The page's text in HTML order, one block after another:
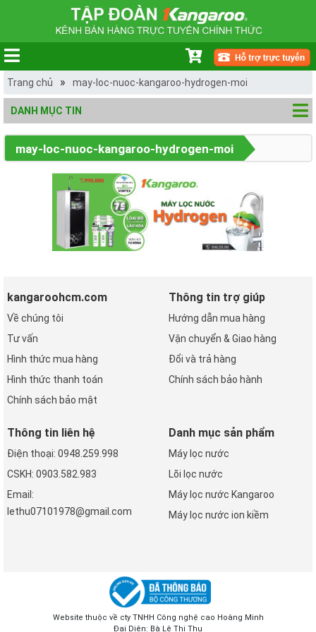
Trang chủ » may-loc-nuoc-kangaroo-hydrogen-moi
DANH MỤC TIN
may-loc-nuoc-kangaroo-hydrogen-moi
kangaroohcm.com
Về chúng tôi
Tư vấn
Hình thức mua hàng
Hình thức thanh toán
Chính sách bảo mật
Thông tin trợ giúp
Hướng dẫn mua hàng
Vận chuyển & Giao hàng
Đổi và trả hàng
Chính sách bảo hành
Thông tin liên hệ
Điện thoại: 0948.259.998
CSKH: 0903.582.983
Email:
lethu07101978@gmail.com
Danh mục sản phẩm
Máy lọc nước
Lõi lọc nước
Máy lọc nước Kangaroo
Máy lọc nước ion kiềm
Website thuộc về cty TNHH Công nghệ cao Hoàng Minh
Đại Diện: Bà Lê Thị Thu